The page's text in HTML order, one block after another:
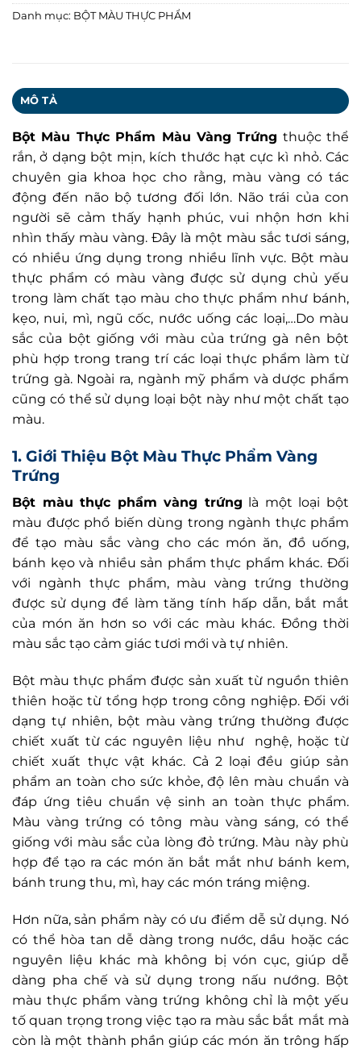
Danh mục: BỘT MÀU THỰC PHẨM
MÔ TẢ
Bột Màu Thực Phẩm Màu Vàng Trứng thuộc thể
rắn, ở dạng bột mịn, kích thước hạt cực kì nhỏ. Các
chuyên gia khoa học cho rằng, màu vàng có tác
động đến não bộ tương đối lớn. Não trái của con
người sẽ cảm thấy hạnh phúc, vui nhộn hơn khi
nhìn thấy màu vàng. Đây là một màu sắc tươi sáng,
có nhiều ứng dụng trong nhiều lĩnh vực. Bột màu
thực phẩm có màu vàng được sử dụng chủ yếu
trong làm chất tạo màu cho thực phẩm như bánh,
kẹo, nui, mì, ngũ cốc, nước uống các loại,…Do màu
sắc của bột giống với màu của trứng gà nên bột
phù hợp trong trang trí các loại thực phẩm làm từ
trứng gà. Ngoài ra, ngành mỹ phẩm và dược phẩm
cũng có thể sử dụng loại bột này như một chất tạo
màu.
1. Giới Thiệu Bột Màu Thực Phẩm Vàng
Trứng
Bột màu thực phẩm vàng trứng là một loại bột
màu được phổ biến dùng trong ngành thực phẩm
để tạo màu sắc vàng cho các món ăn, đồ uống,
bánh kẹo và nhiều sản phẩm thực phẩm khác. Đối
với ngành thực phẩm, màu vàng trứng thường
được sử dụng để làm tăng tính hấp dẫn, bắt mắt
của món ăn hơn so với các màu khác. Đồng thời
màu sắc tạo cảm giác tươi mới và tự nhiên.
Bột màu thực phẩm được sản xuất từ nguồn thiên
thiên hoặc từ tổng hợp trong công nghiệp. Đối với
dạng tự nhiên, bột màu vàng trứng thường được
chiết xuất từ các nguyên liệu như nghệ, hoặc từ
chiết xuất thực vật khác. Cả 2 loại đều giúp sản
phẩm an toàn cho sức khỏe, độ lên màu chuẩn và
đáp ứng tiêu chuẩn vệ sinh an toàn thực phẩm.
Màu vàng trứng có tông màu vàng sáng, có thể
giống với màu sắc của lòng đỏ trứng. Màu này phù
hợp để tạo ra các món ăn bắt mắt như bánh kem,
bánh trung thu, mì, hay các món tráng miệng.
Hơn nữa, sản phẩm này có ưu điểm dễ sử dụng. Nó
có thể hòa tan dễ dàng trong nước, dầu hoặc các
nguyên liệu khác mà không bị vón cục, giúp dễ
dàng pha chế và sử dụng trong nấu nướng. Bột
màu thực phẩm vàng trứng không chỉ là một yếu
tố quan trọng trong việc tạo ra màu sắc bắt mắt mà
còn là một thành phần giúp các món ăn trông hấp